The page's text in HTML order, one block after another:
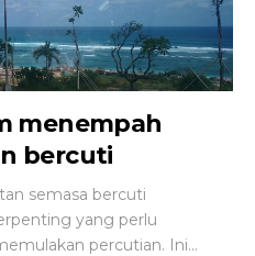
menempah
bercuti
semasa bercuti
yang perlu
percutian. Ini...